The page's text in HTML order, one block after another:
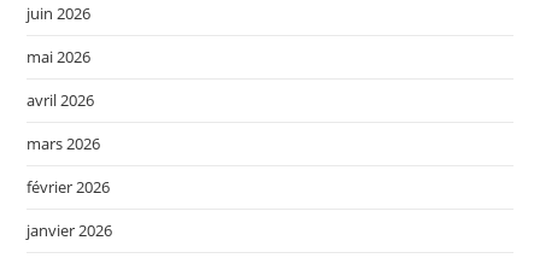
juin 2026
mai 2026
avril 2026
mars 2026
février 2026
janvier 2026